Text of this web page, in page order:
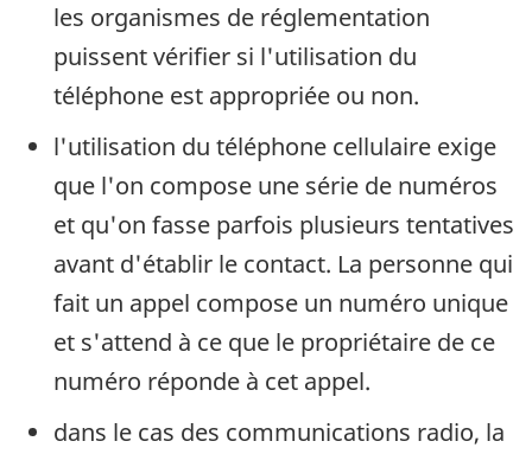
les organismes de réglementation
puissent vérifier si l'utilisation du
téléphone est appropriée ou non.
l'utilisation du téléphone cellulaire exige
que l'on compose une série de numéros
et qu'on fasse parfois plusieurs tentatives
avant d'établir le contact. La personne qui
fait un appel compose un numéro unique
et s'attend à ce que le propriétaire de ce
numéro réponde à cet appel.
dans le cas des communications radio, la